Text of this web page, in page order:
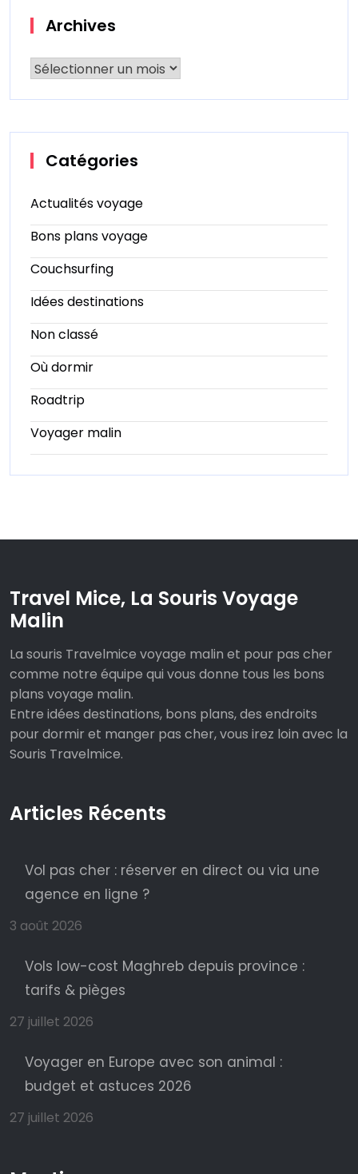
Archives
Catégories
Actualités voyage
Bons plans voyage
Couchsurfing
Idées destinations
Non classé
Où dormir
Roadtrip
Voyager malin
Travel Mice, La Souris Voyage
Malin
La souris Travelmice voyage malin et pour pas cher
comme notre équipe qui vous donne tous les bons
plans voyage malin.
Entre idées destinations, bons plans, des endroits
pour dormir et manger pas cher, vous irez loin avec la
Souris Travelmice.
Articles Récents
Vol pas cher : réserver en direct ou via une
agence en ligne ?
3 août 2026
Vols low-cost Maghreb depuis province :
tarifs & pièges
27 juillet 2026
Voyager en Europe avec son animal :
budget et astuces 2026
27 juillet 2026